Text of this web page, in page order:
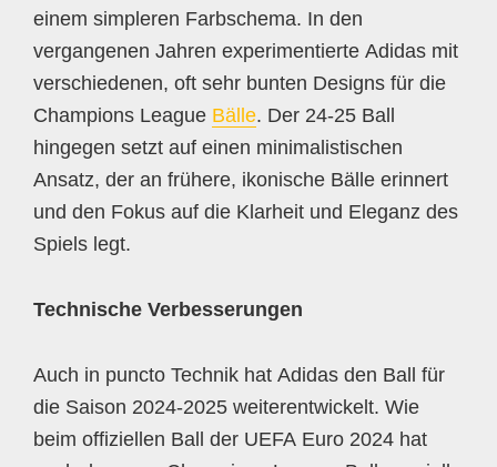
einem simpleren Farbschema. In den
vergangenen Jahren experimentierte Adidas mit
verschiedenen, oft sehr bunten Designs für die
Champions League Bälle. Der 24-25 Ball
hingegen setzt auf einen minimalistischen
Ansatz, der an frühere, ikonische Bälle erinnert
und den Fokus auf die Klarheit und Eleganz des
Spiels legt.
Technische Verbesserungen
Auch in puncto Technik hat Adidas den Ball für
die Saison 2024-2025 weiterentwickelt. Wie
beim offiziellen Ball der UEFA Euro 2024 hat